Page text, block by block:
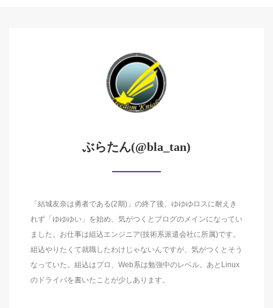
ぶらたん(@bla_tan)
「結城友奈は勇者である(2期)」の終了後、ゆゆゆロスに耐えき
れず「ゆゆゆい」を始め、気がつくとブログのメインになってい
ました。お仕事は組込エンジニア(技術系派遣会社に所属)です。
組込やりたくて就職したわけじゃないんですが、気がつくとそう
なっていた。組込はプロ、Web系は勉強中のレベル。あとLinux
のドライバを書いたことが少しあります。